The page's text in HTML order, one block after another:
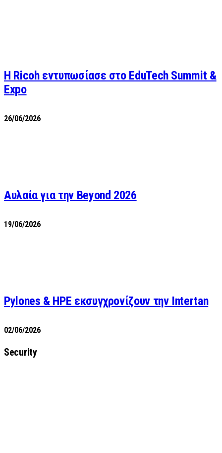
Η Ricoh εντυπωσίασε στο EduTech Summit &
Expo
26/06/2026
Αυλαία για την Beyond 2026
19/06/2026
Pylones & HPE εκσυγχρονίζουν την Intertan
02/06/2026
Security